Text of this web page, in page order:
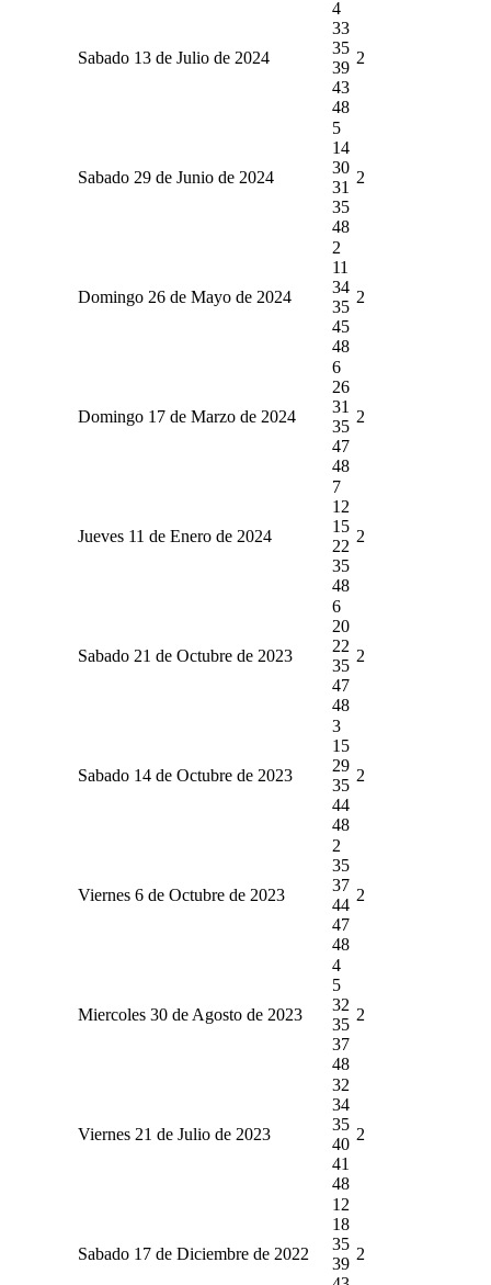
Sabado 13 de Julio de 2024
4
33
35
39
43
48
2
Sabado 29 de Junio de 2024
5
14
30
31
35
48
2
Domingo 26 de Mayo de 2024
2
11
34
35
45
48
2
Domingo 17 de Marzo de 2024
6
26
31
35
47
48
2
Jueves 11 de Enero de 2024
7
12
15
22
35
48
2
Sabado 21 de Octubre de 2023
6
20
22
35
47
48
2
Sabado 14 de Octubre de 2023
3
15
29
35
44
48
2
Viernes 6 de Octubre de 2023
2
35
37
44
47
48
2
Miercoles 30 de Agosto de 2023
4
5
32
35
37
48
2
Viernes 21 de Julio de 2023
32
34
35
40
41
48
2
Sabado 17 de Diciembre de 2022
12
18
35
39
2